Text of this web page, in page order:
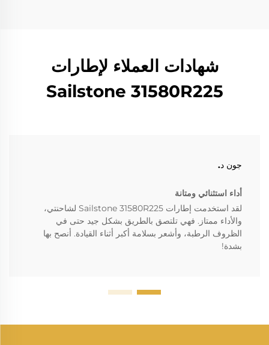
شهادات العملاء لإطارات
Sailstone 31580R225
جون د.
أداء استثنائي ومتانة
لقد استخدمت إطارات Sailstone 31580R225 لشاحنتي،
والأداء ممتاز. فهي تلتصق بالطريق بشكل جيد حتى في
الظروف الرطبة، وأشعر بسلامة أكبر أثناء القيادة. أنصح بها
بشدة!